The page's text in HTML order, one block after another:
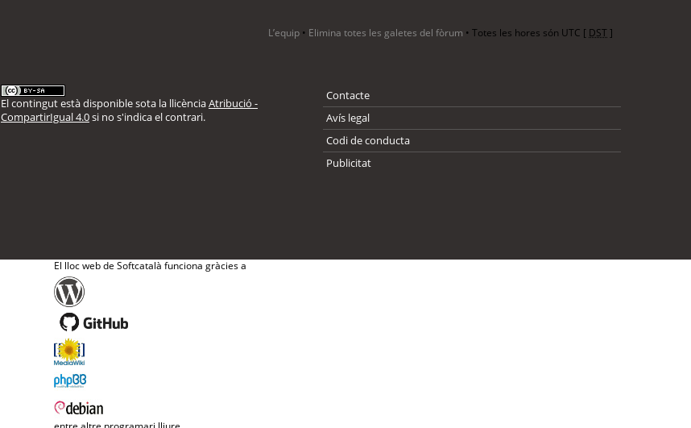
L’equip • Elimina totes les galetes del fòrum • Totes les hores són UTC [ DST]
El contingut està disponible sota la llicènciaAtribució -
CompartirIgual 4.0si no s'indica el contrari.
Contacte
Avís legal
Codi de conducta
Publicitat
El lloc web de Softcatalà funciona gràcies a